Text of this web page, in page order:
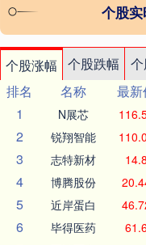
个股
个股涨幅 个股跌幅
排名
名称 最新
1
N展芯
2 锐翔智能
3 志特新材 14.8
4 博腾股份
5 近岸蛋白
6 毕得医药